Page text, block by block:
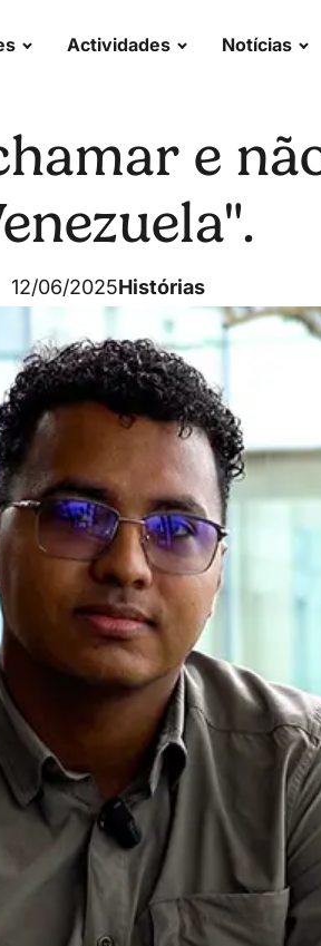
Actividades Notícias
e
12/06/2025Histórias